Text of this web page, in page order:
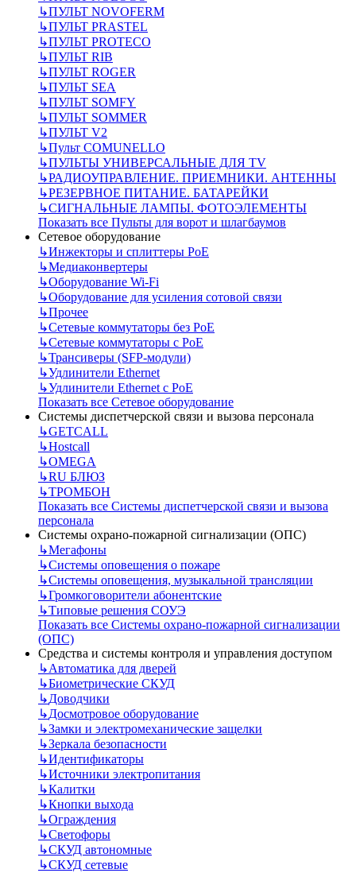
↳ПУЛЬТ NOVOFERM
↳ПУЛЬТ PRASTEL
↳ПУЛЬТ PROTECO
↳ПУЛЬТ RIB
↳ПУЛЬТ ROGER
↳ПУЛЬТ SEA
↳ПУЛЬТ SOMFY
↳ПУЛЬТ SOMMER
↳ПУЛЬТ V2
↳Пульт СOMUNELLO
↳ПУЛЬТЫ УНИВЕРСАЛЬНЫЕ ДЛЯ TV
↳РАДИОУПРАВЛЕНИЕ. ПРИЕМНИКИ. АНТЕННЫ
↳РЕЗЕРВНОЕ ПИТАНИЕ. БАТАРЕЙКИ
↳СИГНАЛЬНЫЕ ЛАМПЫ. ФОТОЭЛЕМЕНТЫ
Показать все Пульты для ворот и шлагбаумов
Сетевое оборудование
↳Инжекторы и сплиттеры РоЕ
↳Медиаконвертеры
↳Оборудование Wi-Fi
↳Оборудование для усиления сотовой связи
↳Прочее
↳Сетевые коммутаторы без РоЕ
↳Сетевые коммутаторы с РоЕ
↳Трансиверы (SFP-модули)
↳Удлинители Ethernet
↳Удлинители Ethernet с PoE
Показать все Сетевое оборудование
Системы диспетчерской связи и вызова персонала
↳GETCALL
↳Hostcall
↳OMEGA
↳RU БЛЮЗ
↳ТРОМБОН
Показать все Системы диспетчерской связи и вызова
персонала
Системы охрано-пожарной сигнализации (ОПС)
↳Мегафоны
↳Системы оповещения о пожаре
↳Системы оповещения, музыкальной трансляции
↳Громкоговорители абонентские
↳Типовые решения СОУЭ
Показать все Системы охрано-пожарной сигнализации
(ОПС)
Средства и системы контроля и управления доступом
↳Автоматика для дверей
↳Биометрические СКУД
↳Доводчики
↳Досмотровое оборудование
↳Замки и электромеханические защелки
↳Зеркала безопасности
↳Идентификаторы
↳Источники электропитания
↳Калитки
↳Кнопки выхода
↳Ограждения
↳Светофоры
↳СКУД автономные
↳СКУД сетевые